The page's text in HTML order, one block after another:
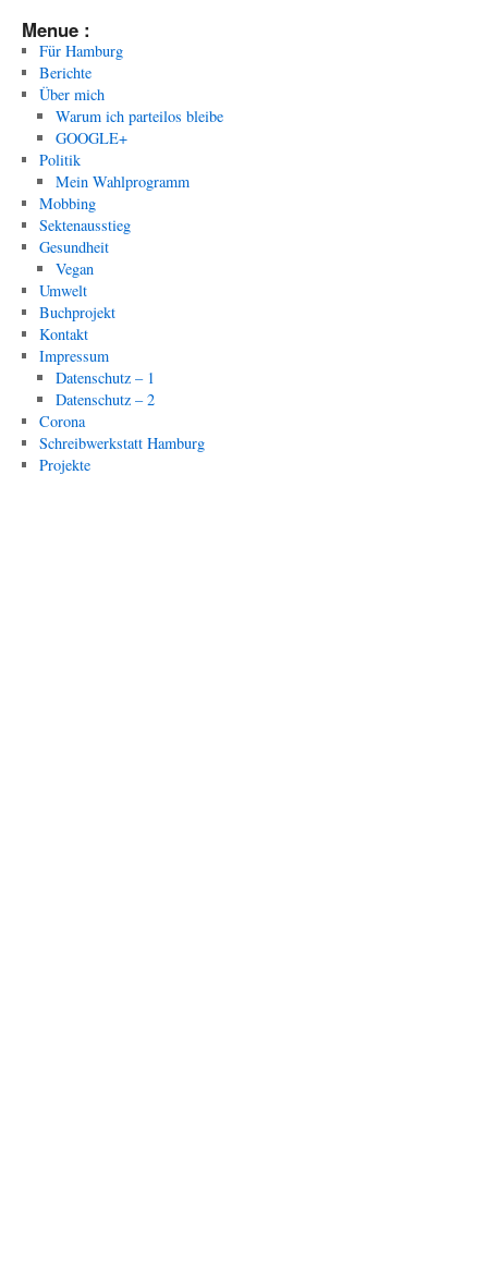
Menue :
Für Hamburg
Berichte
Über mich
Warum ich parteilos bleibe
GOOGLE+
Politik
Mein Wahlprogramm
Mobbing
Sektenausstieg
Gesundheit
Vegan
Umwelt
Buchprojekt
Kontakt
Impressum
Datenschutz – 1
Datenschutz – 2
Corona
Schreibwerkstatt Hamburg
Projekte